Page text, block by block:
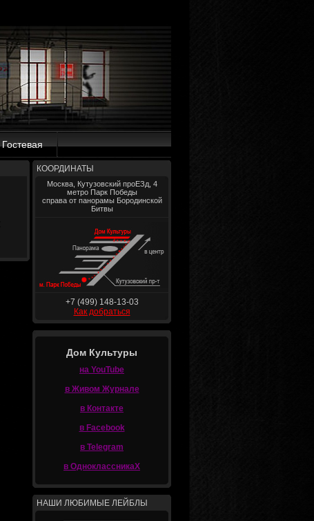
Гостевая
КООРДИНАТЫ
Москва, Кутузовский проЕЗд, 4
метро Парк Победы
справа от панорамы Бородинской
Битвы
+7 (499) 148-13-03
Как добраться
Дом Культуры
на YouTube
в Живом Журнале
в Контакте
в Facebook
в Telegram
в ОдноклассникаХ
НАШИ ЛЮБИМЫЕ ЛЕЙБЛЫ